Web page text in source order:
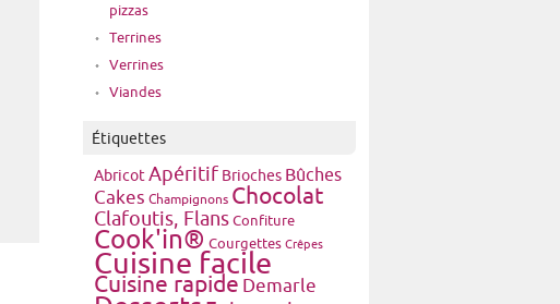
pizzas
Terrines
Verrines
Viandes
Étiquettes
Abricot Apéritif Brioches Bûches
Cakes Champignons Chocolat
Clafoutis, Flans Confiture
Cook'in® Courgettes Crêpes
Cuisine facile
Cuisine rapide Demarle